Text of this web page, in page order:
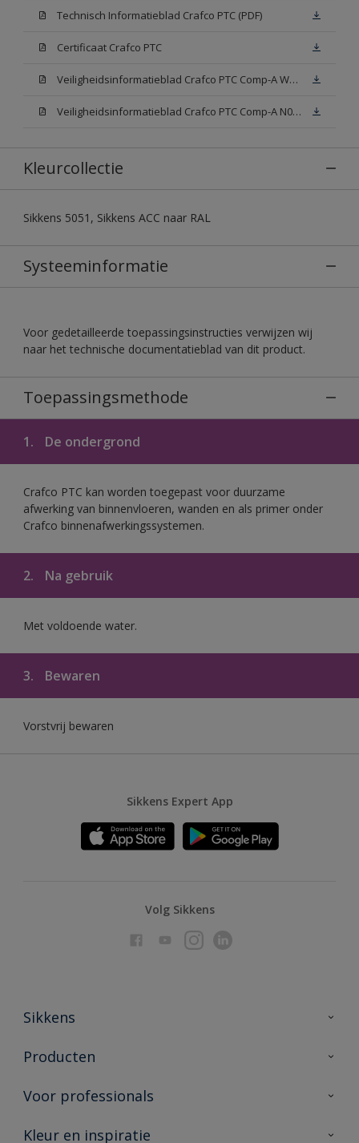
Technisch Informatieblad Crafco PTC (PDF)
Certificaat Crafco PTC
Veiligheidsinformatieblad Crafco PTC Comp-A W05 (MSDS)
Veiligheidsinformatieblad Crafco PTC Comp-A N00 (MSDS)
Kleurcollectie
Sikkens 5051, Sikkens ACC naar RAL
Systeeminformatie
Voor gedetailleerde toepassingsinstructies verwijzen wij
naar het technische documentatieblad van dit product.
Toepassingsmethode
1. De ondergrond
Crafco PTC kan worden toegepast voor duurzame
afwerking van binnenvloeren, wanden en als primer onder
Crafco binnenafwerkingssystemen.
2. Na gebruik
Met voldoende water.
3. Bewaren
Vorstvrij bewaren
Sikkens Expert App
Volg Sikkens
Sikkens
Over Sikkens
Duurzaamheid
Producten
Producten voor binnen
Vind je verkooppunt
Voor professionals
Advies & service
Kleur en inspiratie